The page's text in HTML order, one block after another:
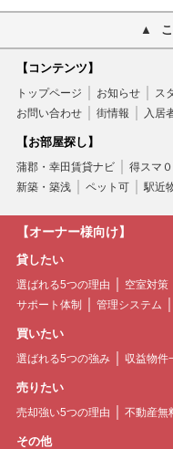
【コンテンツ】
トップページ お知らせ ス
お問い合わせ
街情報 入居
【お部屋探し】
蒲郡・幸田賃貸ナビ 得スマ
新築・築浅
ペット可 駅近
【オーナー様向け】
貸したい
選ばれる5つの理由 空室対策
サポート体制
管理システム
買いたい
選ばれる5つの強み 収益物件
売りたい
売却強い5つの理由 不動産無
その他